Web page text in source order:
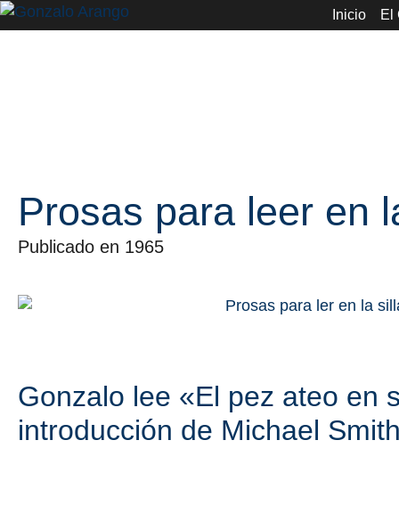
Inicio El
Prosas para leer en
Publicado en 1965
Gonzalo lee «El pez ateo en
introducción de Michael